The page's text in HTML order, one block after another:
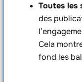
Toutes les
des
Cela
fond les